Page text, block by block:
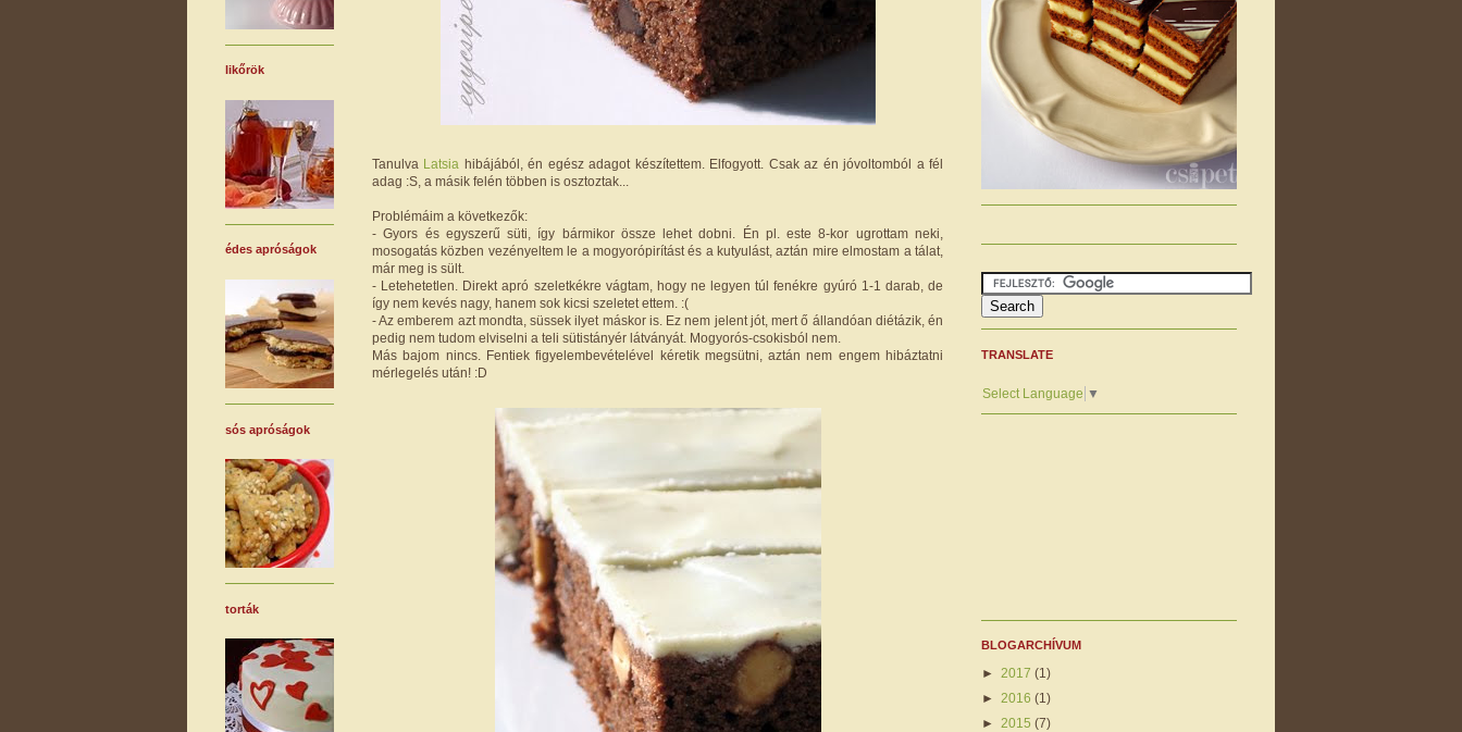
Tanulva Latsia hibájából, én egész adagot készítettem. Elfogyott. Csak az én jóvoltomból a fél
adag :S, a másik felén többen is osztoztak...
Problémáim a következők:
- Gyors és egyszerű süti, így bármikor össze lehet dobni. Én pl. este 8-kor ugrottam neki,
mosogatás közben vezényeltem le a mogyorópirítást és a kutyulást, aztán mire elmostam a tálat,
már meg is sült.
- Letehetetlen. Direkt apró szeletkékre vágtam, hogy ne legyen túl fenékre gyúró 1-1 darab, de
így nem kevés nagy, hanem sok kicsi szeletet ettem. :(
- Az emberem azt mondta, süssek ilyet máskor is. Ez nem jelent jót, mert ő állandóan diétázik, én
pedig nem tudom elviselni a teli sütistányér látványát. Mogyorós-csokisból nem.
Más bajom nincs. Fentiek figyelembevételével kéretik megsütni, aztán nem engem hibáztatni
mérlegelés után! :D
likőrök
édes apróságok
sós apróságok
torták
TRANSLATE
Select Language ▼
BLOGARCHÍVUM
► 2017 (1)
► 2016 (1)
► 2015 (7)